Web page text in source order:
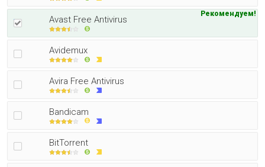
Avast Free Antivirus
Рекомендуем!
Avidemux
Avira Free Antivirus
Bandicam
BitTorrent